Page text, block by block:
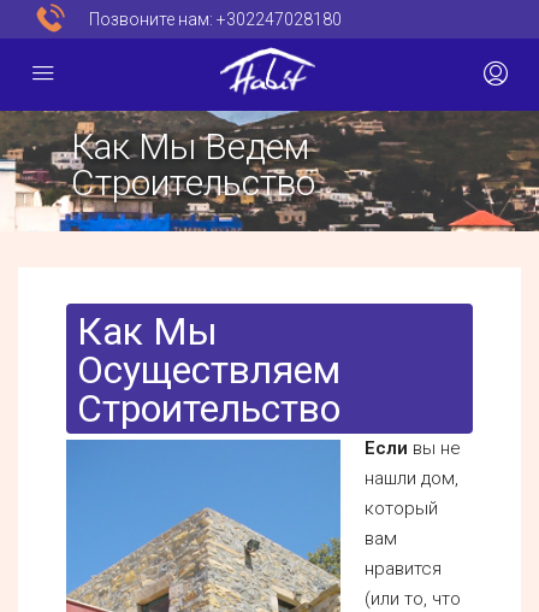
Позвоните нам: +302247028180
Как Мы Ведем
Строительство
Как Мы
Осуществляем
Строительство
Если вы не
нашли дом,
который
вам
нравится
(или то, что